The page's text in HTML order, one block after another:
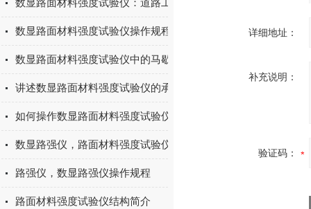
数显路面材料强度试验仪：道路工程质量的“数字标尺“
数显路面材料强度试验仪操作规程与安全指南
数显路面材料强度试验仪中的马歇尔稳定度试验方法
讲述数显路面材料强度试验仪的承载比试验
如何操作数显路面材料强度试验仪
数显路强仪，路面材料强度试验仪简介
路强仪，数显路强仪操作规程
路面材料强度试验仪结构简介
详细地址：
补充说明：
验证码：